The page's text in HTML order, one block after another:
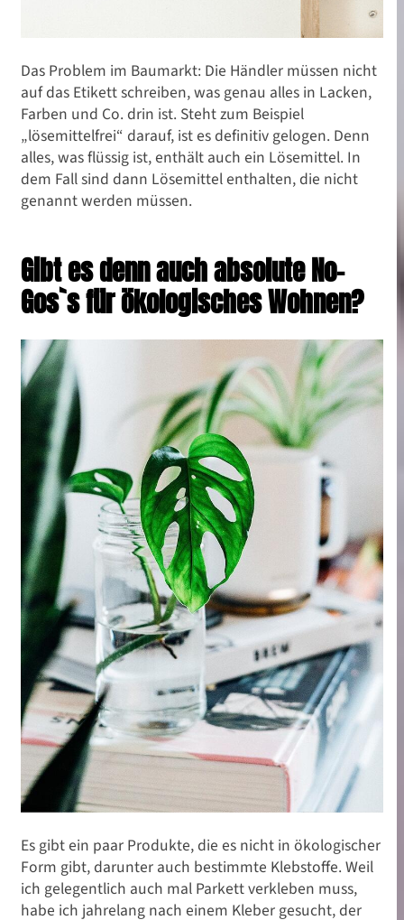
Das Problem im Baumarkt: Die Händler müssen nicht
auf das Etikett schreiben, was genau alles in Lacken,
Farben und Co. drin ist. Steht zum Beispiel
„lösemittelfrei“ darauf, ist es definitiv gelogen. Denn
alles, was flüssig ist, enthält auch ein Lösemittel. In
dem Fall sind dann Lösemittel enthalten, die nicht
genannt werden müssen.
Gibt es denn auch absolute No-
Gos`s für ökologisches Wohnen?
Es gibt ein paar Produkte, die es nicht in ökologischer
Form gibt, darunter auch bestimmte Klebstoffe. Weil
ich gelegentlich auch mal Parkett verkleben muss,
habe ich jahrelang nach einem Kleber gesucht, der